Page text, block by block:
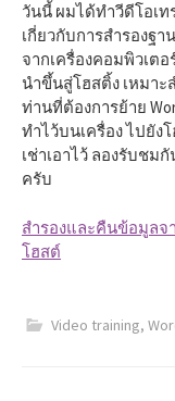
วันนี้ ผมได้ทำวีดีโอเท
เกี่ยวกับการสำรองฐา
จากเครื่องคอมพิวเตอ
นำขึ้นสู่โฮสติ้ง เหมาะ
ท่านที่ต้องการย้าย
ทำไว้บนเครื่อง ไปยัง
เช่าเอาไว้ ลองรับชมกั
ครับ
สำรองและคืนข้อมูลจ
โฮสต์
Video training,